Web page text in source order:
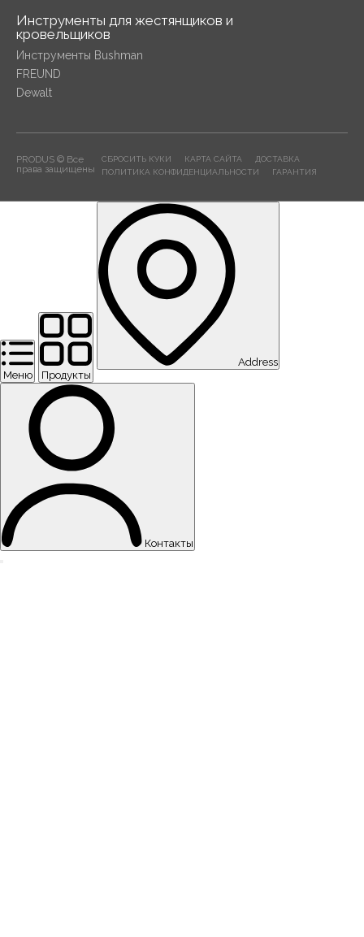
Инструменты для жестянщиков и
кровельщиков
Инструменты Bushman
FREUND
Dewalt
PRODUS © Все
права защищены
СБРОСИТЬ КУКИ КАРТА САЙТА
ДОСТАВКА
ПОЛИТИКА КОНФИДЕНЦИАЛЬНОСТИ
ГАРАНТИЯ
Меню Продукты
Address
Контакты